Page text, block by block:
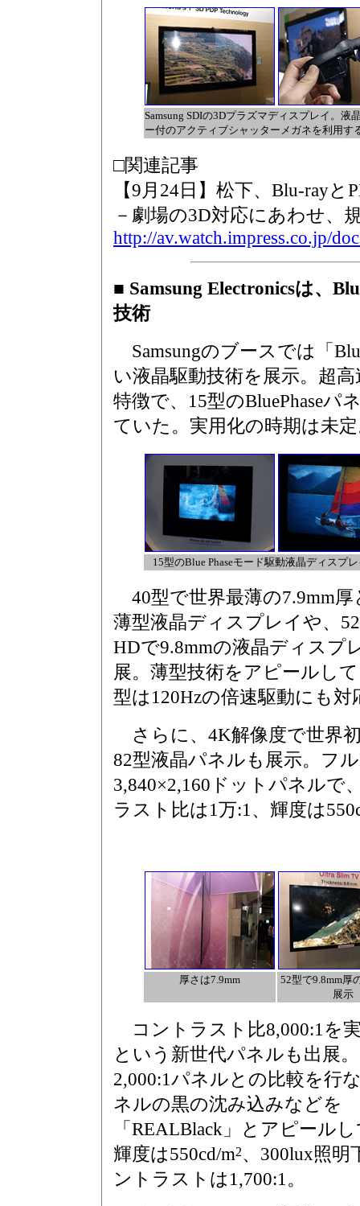
Samsung SDIの3Dプラズマディスプレイ。液
ー付のアクティブシャッターメガネを利用す
□関連記事
【9月24日】松下、Blu-ray
－劇場の3D対応にあわせ、
http://av.watch.impress.co.jp/
■ Samsung Electronicsは、
技術
Samsungのブースでは「
い液晶駆動技術を展示。超
特徴で、15型のBluePhaseパ
ていた。実用化の時期は未
15型のBlue Phaseモード駆動液晶ディスプ
40型で世界最薄の7.9mm厚
薄型液晶ディスプレイや、
HDで9.8mmの液晶ディスプ
展。薄型技術をアピールし
型は120Hzの倍速駆動にも対
さらに、4K解像度で世界
82型液晶パネルも展示。フ
3,840×2,160ドットパネルで
ラスト比は1万:1、輝度は
厚さは7.9mm
52型で9.8mm厚
展示
コントラスト比8,000:1を
という新世代パネルも出展
2,000:1パネルとの比較を行
ネルの黒の沈み込みなどを
「REALBlack」とアピール
輝度は550cd/m2、300lux照明
ントラストは1,700:1。